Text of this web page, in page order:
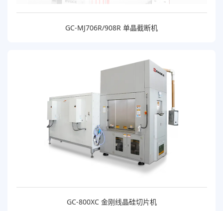
GC-MJ706R/908R 单晶截断机
GC-800XC 金刚线晶硅切片机